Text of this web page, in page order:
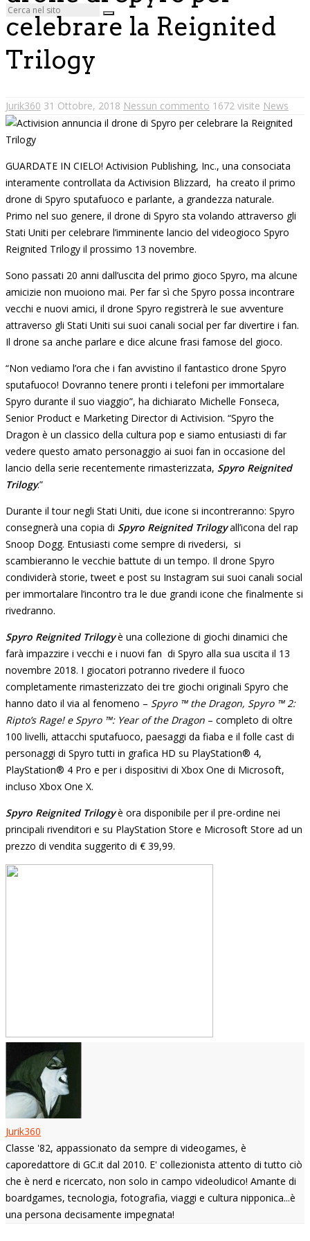
celebrare la Reignited
Trilogy
Jurik360 31 Ottobre, 2018 Nessun commento 1672 visite News
GUARDATE IN CIELO! Activision Publishing, Inc., una consociata
interamente controllata da Activision Blizzard, ha creato il primo
drone di Spyro sputafuoco e parlante, a grandezza naturale.
Primo nel suo genere, il drone di Spyro sta volando attraverso gli
Stati Uniti per celebrare l’imminente lancio del videogioco Spyro
Reignited Trilogy il prossimo 13 novembre.
Sono passati 20 anni dall’uscita del primo gioco Spyro, ma alcune
amicizie non muoiono mai. Per far sì che Spyro possa incontrare
vecchi e nuovi amici, il drone Spyro registrerà le sue avventure
attraverso gli Stati Uniti sui suoi canali social per far divertire i fan.
Il drone sa anche parlare e dice alcune frasi famose del gioco.
“Non vediamo l’ora che i fan avvistino il fantastico drone Spyro
sputafuoco! Dovranno tenere pronti i telefoni per immortalare
Spyro durante il suo viaggio”, ha dichiarato Michelle Fonseca,
Senior Product e Marketing Director di Activision. “Spyro the
Dragon è un classico della cultura pop e siamo entusiasti di far
vedere questo amato personaggio ai suoi fan in occasione del
lancio della serie recentemente rimasterizzata, Spyro Reignited
Trilogy.”
Durante il tour negli Stati Uniti, due icone si incontreranno: Spyro
consegnerà una copia di Spyro Reignited Trilogyall’icona del rap
Snoop Dogg. Entusiasti come sempre di rivedersi, si
scambieranno le vecchie battute di un tempo. Il drone Spyro
condividerà storie, tweet e post su Instagram sui suoi canali social
per immortalare l’incontro tra le due grandi icone che finalmente si
rivedranno.
Spyro Reignited Trilogyè una collezione di giochi dinamici che
farà impazzire i vecchi e i nuovi fan di Spyro alla sua uscita il 13
novembre 2018. I giocatori potranno rivedere il fuoco
completamente rimasterizzato dei tre giochi originali Spyro che
hanno dato il via al fenomeno – Spyro ™ the Dragon, Spyro ™ 2:
Ripto’s Rage! e Spyro ™: Year of the Dragon – completo di oltre
100 livelli, attacchi sputafuoco, paesaggi da fiaba e il folle cast di
personaggi di Spyro tutti in grafica HD su PlayStation® 4,
PlayStation® 4 Pro e per i dispositivi di Xbox One di Microsoft,
incluso Xbox One X.
Spyro Reignited Trilogyè ora disponibile per il pre-ordine nei
principali rivenditori e su PlayStation Store e Microsoft Store ad un
prezzo di vendita suggerito di € 39,99.
Jurik360
Classe '82, appassionato da sempre di videogames, è
caporedattore di GC.it dal 2010. E' collezionista attento di tutto ciò
che è nerd e ricercato, non solo in campo videoludico! Amante di
boardgames, tecnologia, fotografia, viaggi e cultura nipponica...è
una persona decisamente impegnata!